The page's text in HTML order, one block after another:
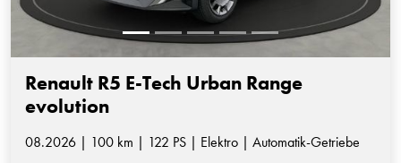
Renault R5 E-Tech Urban Range
evolution
08.2026 | 100 km | 122 PS | Elektro | Automatik-Getriebe